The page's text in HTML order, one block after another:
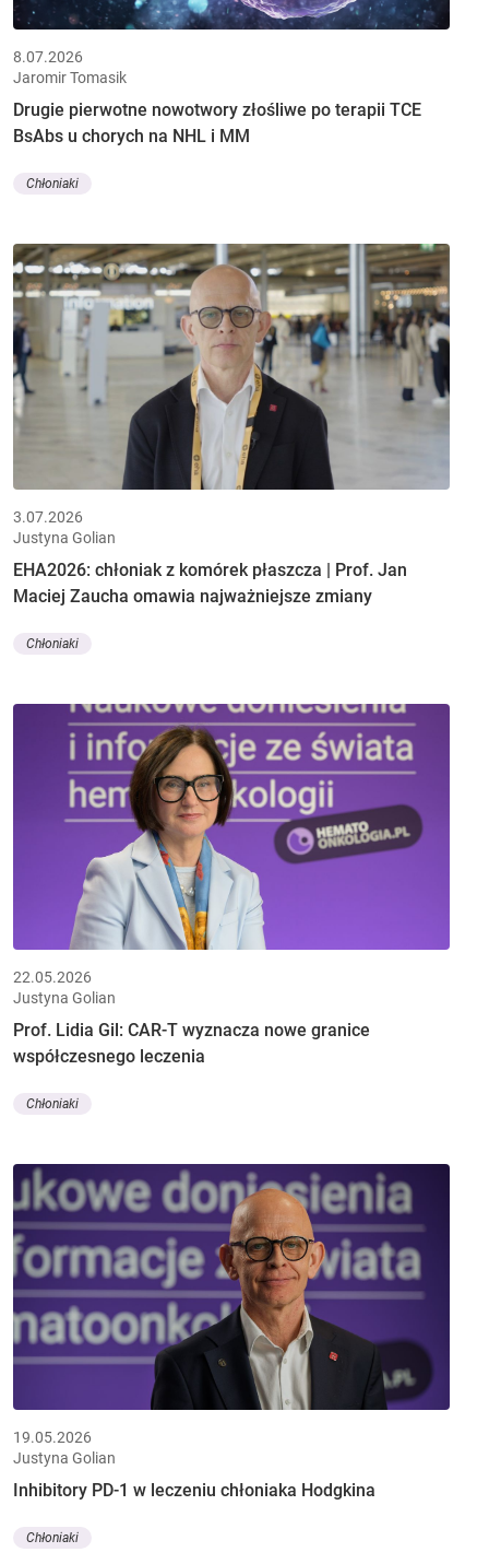
8.07.2026
Jaromir Tomasik
Drugie pierwotne nowotwory złośliwe po terapii TCE
BsAbs u chorych na NHL i MM
Chłoniaki
3.07.2026
Justyna Golian
EHA2026: chłoniak z komórek płaszcza | Prof. Jan
Maciej Zaucha omawia najważniejsze zmiany
Chłoniaki
22.05.2026
Justyna Golian
Prof. Lidia Gil: CAR-T wyznacza nowe granice
współczesnego leczenia
Chłoniaki
19.05.2026
Justyna Golian
Inhibitory PD-1 w leczeniu chłoniaka Hodgkina
Chłoniaki